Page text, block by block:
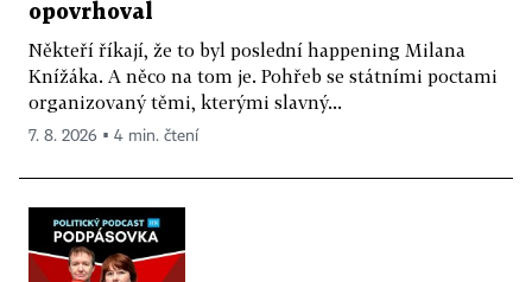
opovrhoval
Někteří říkají, že to byl poslední happening Milana
Knížáka. A něco na tom je. Pohřeb se státními poctami
organizovaný těmi, kterými slavný...
7. 8. 2026 ▪ 4 min. čtení